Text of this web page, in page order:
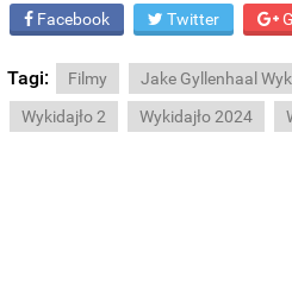
Facebook Twitter
Tagi: Filmy Jake Gyllenhaal
Wykidajło 2
Wykidajło 2024